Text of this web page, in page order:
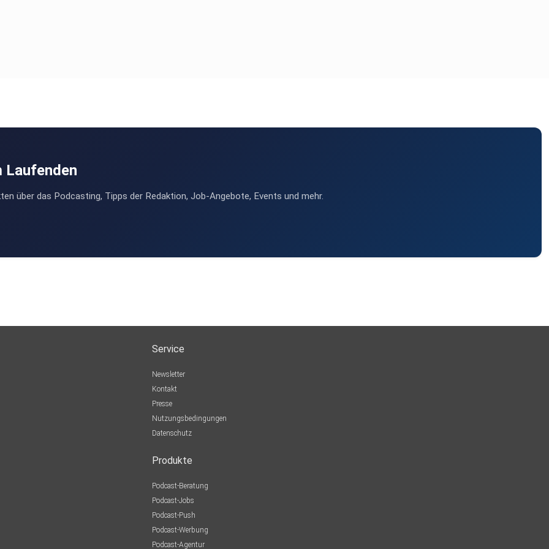
Laufenden
über das Podcasting, Tipps der Redaktion, Job-Angebote, Events und mehr.
Service
Newsletter
Kontakt
Presse
Nutzungsbedingungen
Datenschutz
Produkte
Podcast-Beratung
Podcast-Jobs
Podcast-Push
Podcast-Werbung
Podcast-Agentur